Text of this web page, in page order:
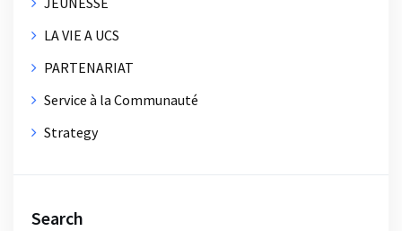
LA VIE A UCS
PARTENARIAT
Service à la Communauté
Strategy
Search